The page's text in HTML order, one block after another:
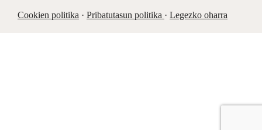
Cookien politika· Pribatutasun politika · Legezko oharra